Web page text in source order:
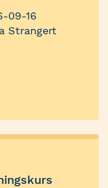
09-16
Strangert